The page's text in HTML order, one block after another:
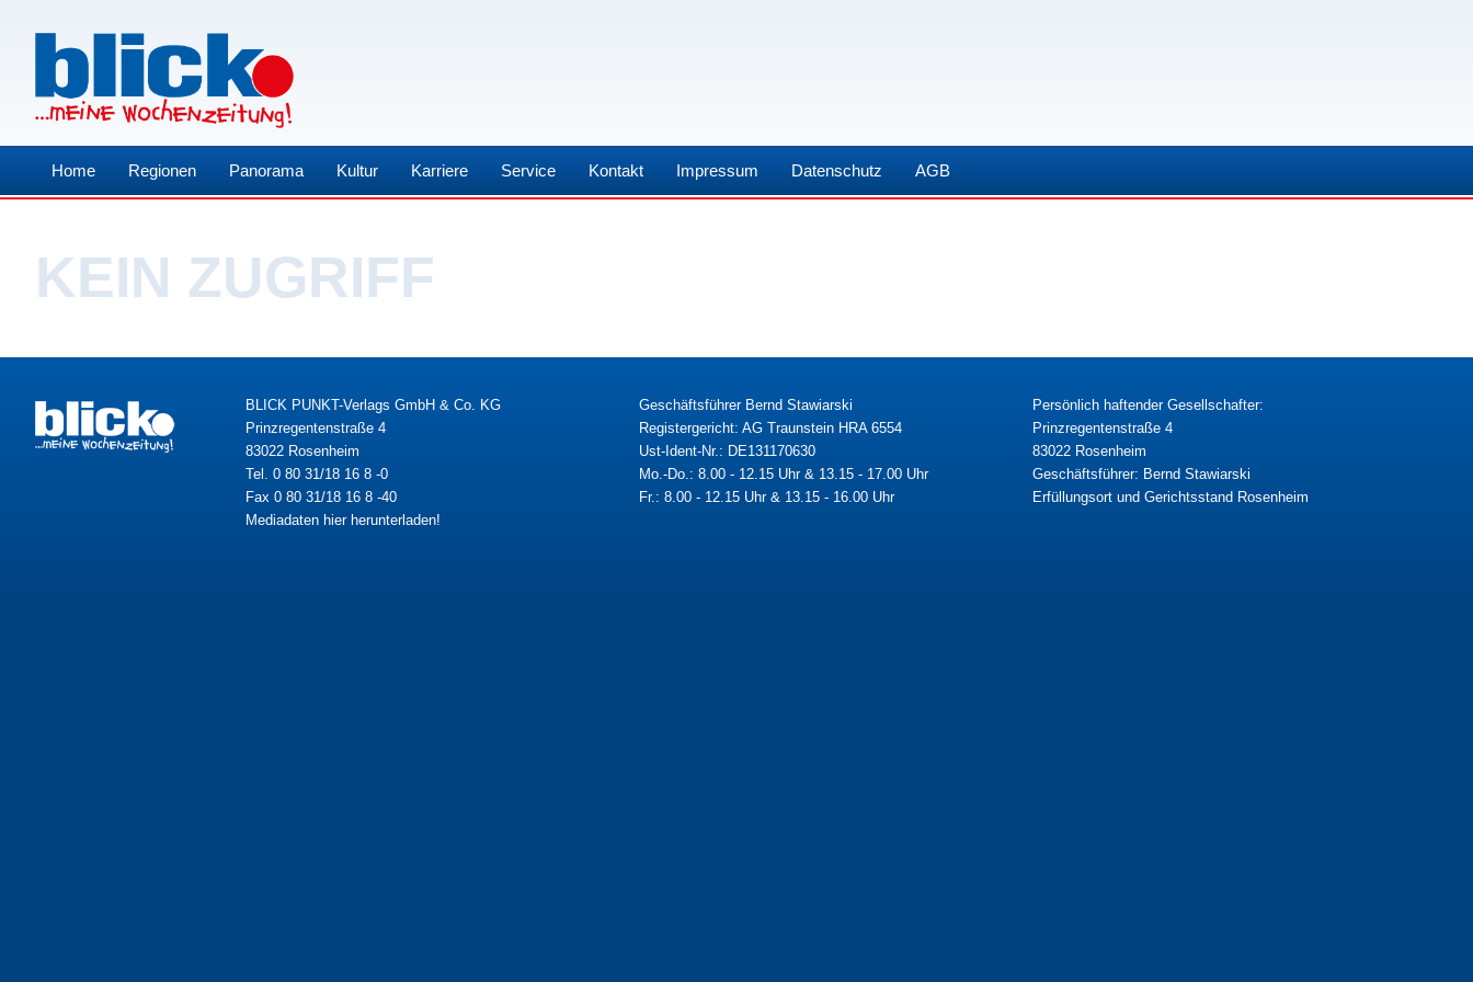
Home Regionen Panorama Kultur Karriere Service Kontakt Impressum Datenschutz AGB
KEIN ZUGRIFF
BLICK PUNKT-Verlags GmbH & Co. KG
Prinzregentenstraße 4
83022 Rosenheim
Tel. 0 80 31/18 16 8 -0
Fax 0 80 31/18 16 8 -40
Mediadaten hier herunterladen!
Geschäftsführer Bernd Stawiarski
Registergericht: AG Traunstein HRA 6554
Ust-Ident-Nr.: DE131170630
Mo.-Do.: 8.00 - 12.15 Uhr & 13.15 - 17.00 Uhr
Fr.: 8.00 - 12.15 Uhr & 13.15 - 16.00 Uhr
Persönlich haftender Gesellschafter:
Prinzregentenstraße 4
83022 Rosenheim
Geschäftsführer: Bernd Stawiarski
Erfüllungsort und Gerichtsstand Rosenheim